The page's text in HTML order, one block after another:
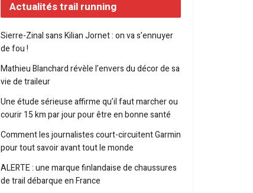
Actualités trail running
Sierre-Zinal sans Kilian Jornet : on va s’ennuyer
de fou !
Mathieu Blanchard révèle l’envers du décor de sa
vie de traileur
Une étude sérieuse affirme qu’il faut marcher ou
courir 15 km par jour pour être en bonne santé
Comment les journalistes court-circuitent Garmin
pour tout savoir avant tout le monde
ALERTE : une marque finlandaise de chaussures
de trail débarque en France